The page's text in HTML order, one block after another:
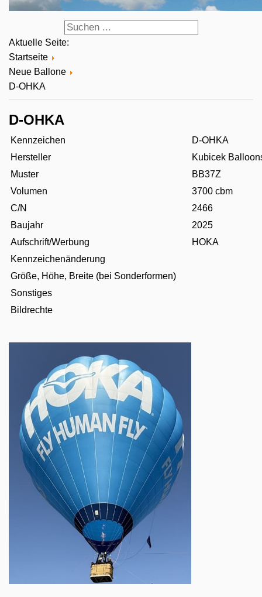
Aktuelle Seite:
Startseite
Neue Ballone
D-OHKA
D-OHKA
Kennzeichen
D-OHKA
Hersteller
Kubicek
Muster
BB37Z
Volumen
3700 cbm
C/N
2466
Baujahr
2025
Aufschrift/Werbung
HOKA
Kennzeichenänderung
Größe, Höhe, Breite (bei Sonderformen)
Sonstiges
Bildrechte